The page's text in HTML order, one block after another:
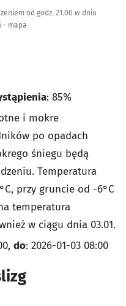
od godz. 21.00 w dniu
- mapa
: 85%
i mokre
po opadach
śniegu będą
Temperatura
przy gruncie od -6°C
temperatura
w ciągu dnia 03.01.
do: 2026-01-03 08:00